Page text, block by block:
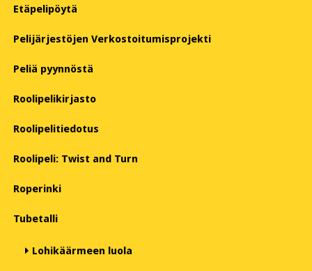
Etäpelipöytä
Pelijärjestöjen Verkostoitumisprojekti
Peliä pyynnöstä
Roolipelikirjasto
Roolipelitiedotus
Roolipeli: Twist and Turn
Roperinki
Tubetalli
Lohikäärmeen luola